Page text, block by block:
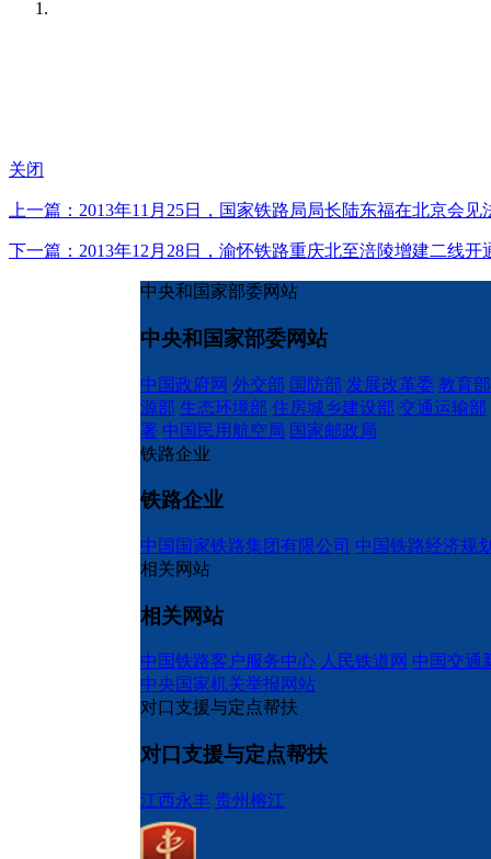
关闭
上一篇：2013年11月25日，国家铁路局局长陆东福在北京会
下一篇：2013年12月28日，渝怀铁路重庆北至涪陵增建二线开
中央和国家部委网站
中央和国家部委网站
中国政府网 外交部 国防部 发展改革委 教育部
源部 生态环境部 住房城乡建设部 交通运输部
署 中国民用航空局 国家邮政局
铁路企业
铁路企业
中国国家铁路集团有限公司 中国铁路经济规
相关网站
相关网站
中国铁路客户服务中心 人民铁道网 中国交通
中央国家机关举报网站
对口支援与定点帮扶
对口支援与定点帮扶
江西永丰 贵州榕江